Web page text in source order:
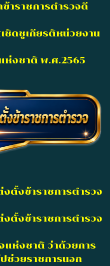
าราชการตำรวจดี
ชิดชูเกียรติหน่วยงาน
ห่งชาติ พ.ศ.2565
ตั้งข้าราชการตำรวจ
ตั้งข้าราชการตำรวจ
แห่งชาติ ว่าด้วยการ
ช่วยราชการนอก